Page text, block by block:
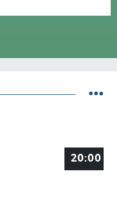
20:00